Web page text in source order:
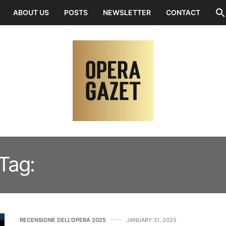
ABOUT US POSTS NEWSLETTER CONTACT
RECENSIONE DELL'OPERA 2025 JANUARY 31, 2025